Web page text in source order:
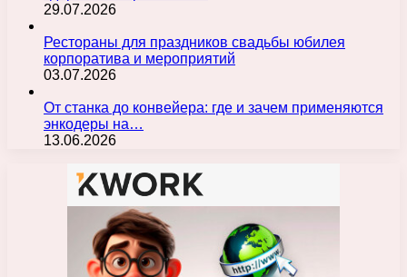
29.07.2026
Рестораны для праздников свадьбы юбилея
корпоратива и мероприятий
03.07.2026
От станка до конвейера: где и зачем применяются
энкодеры на…
13.06.2026